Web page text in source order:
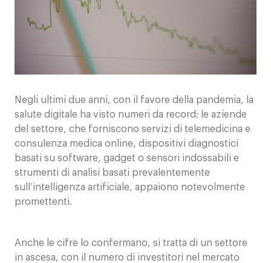
Contatti
Negli ultimi due anni, con il favore della pandemia, la
salute digitale ha visto numeri da record: le aziende
del settore, che forniscono servizi di telemedicina e
consulenza medica online, dispositivi diagnostici
basati su software, gadget o sensori indossabili e
strumenti di analisi basati prevalentemente
sull’intelligenza artificiale, appaiono notevolmente
promettenti.
Anche le cifre lo confermano, si tratta di un settore
in ascesa, con il numero di investitori nel mercato